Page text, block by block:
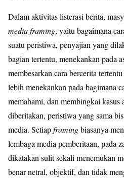
Dalam aktivitas listerasi berita,
media framing, yaitu bagaimana
suatu peristiwa, penyajian yang
bagian tertentu, menekankan pada
membesarkan cara bercerita
lebih menekankan pada bagimana
memahami, dan membingkai kasus
diberitakan, peristiwa yang sama
media. Setiapframingbiasanya
lembaga media pemberitaan, pada
dikatakan sulit sekali menemukan
benar netral, objektif, dan tidak